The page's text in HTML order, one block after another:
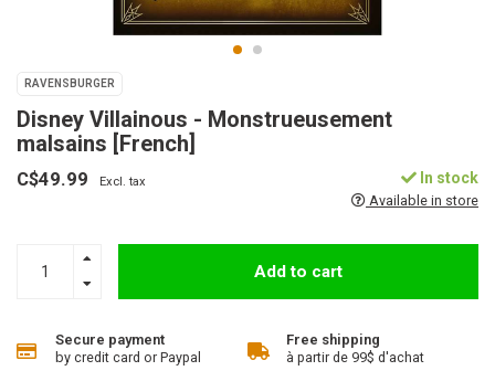
RAVENSBURGER
Disney Villainous - Monstrueusement
malsains [French]
C$49.99 Excl. tax In stock
Available in store
Add to cart
Secure payment
by credit card or Paypal
Free shipping
à partir de 99$ d'achat